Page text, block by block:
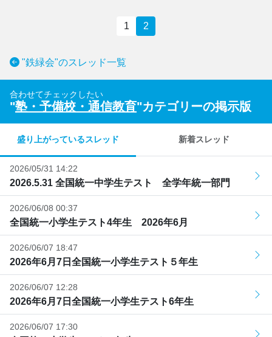
1 2
"鉄緑会"のスレッド一覧
合わせてチェックしたい
"塾・予備校・通信教育"カテゴリーの掲示版
盛り上がっているスレッド 新着スレッド
2026/05/31 14:22
2026.5.31 全国統一中学生テスト 全学年統一部門
2026/06/08 00:37
全国統一小学生テスト4年生 2026年6月
2026/06/07 18:47
2026年6月7日全国統一小学生テスト５年生
2026/06/07 12:28
2026年6月7日全国統一小学生テスト6年生
2026/06/07 17:30